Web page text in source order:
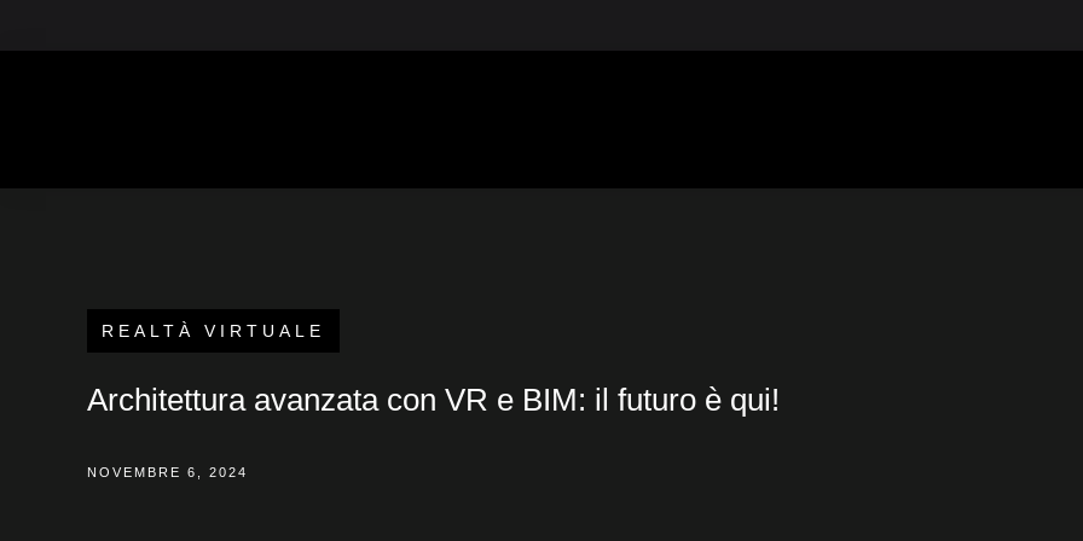
al
REALTÀ VIRTUALE
Architettura avanzata con VR e BIM: il futuro è qui!
NOVEMBRE 6, 2024